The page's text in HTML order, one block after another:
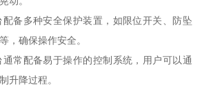
备多种安全保护装置，如限位开关、防坠
，确保操作安全。
常配备易于操作的控制系统，用户可以通
升降过程。